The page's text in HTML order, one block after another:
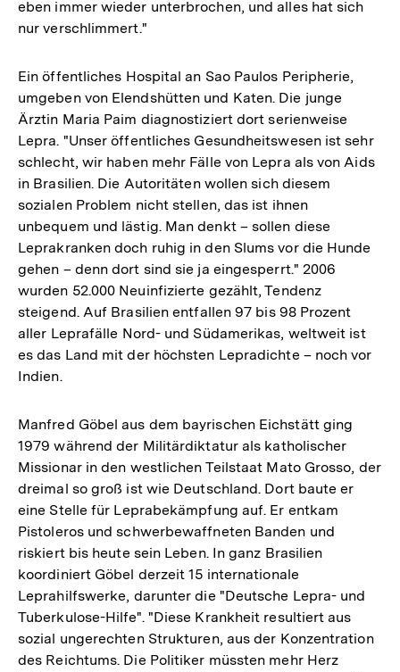
eben immer wieder unterbrochen, und alles hat sich
nur verschlimmert."
Ein öffentliches Hospital an Sao Paulos Peripherie,
umgeben von Elendshütten und Katen. Die junge
Ärztin Maria Paim diagnostiziert dort serienweise
Lepra. "Unser öffentliches Gesundheitswesen ist sehr
schlecht, wir haben mehr Fälle von Lepra als von Aids
in Brasilien. Die Autoritäten wollen sich diesem
sozialen Problem nicht stellen, das ist ihnen
unbequem und lästig. Man denkt – sollen diese
Leprakranken doch ruhig in den Slums vor die Hunde
gehen – denn dort sind sie ja eingesperrt." 2006
wurden 52.000 Neuinfizierte gezählt, Tendenz
steigend. Auf Brasilien entfallen 97 bis 98 Prozent
aller Leprafälle Nord- und Südamerikas, weltweit ist
es das Land mit der höchsten Lepradichte – noch vor
Indien.
Manfred Göbel aus dem bayrischen Eichstätt ging
1979 während der Militärdiktatur als katholischer
Missionar in den westlichen Teilstaat Mato Grosso, der
dreimal so groß ist wie Deutschland. Dort baute er
eine Stelle für Leprabekämpfung auf. Er entkam
Pistoleros und schwerbewaffneten Banden und
riskiert bis heute sein Leben. In ganz Brasilien
koordiniert Göbel derzeit 15 internationale
Leprahilfswerke, darunter die "Deutsche Lepra- und
Tuberkulose-Hilfe". "Diese Krankheit resultiert aus
sozial ungerechten Strukturen, aus der Konzentration
des Reichtums. Die Politiker müssten mehr Herz